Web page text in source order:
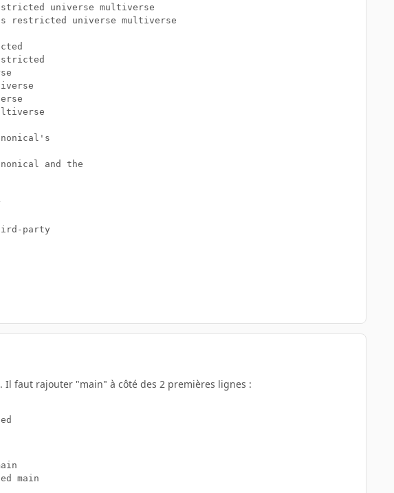
universe multiverse
restricted universe multiverse
and the
party
Il faut rajouter "main" à côté des 2 premières lignes :